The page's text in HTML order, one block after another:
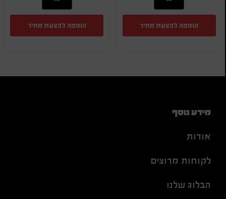
הוספה להצעת מחיר הוספה להצעת מחיר
מידע נוסף
אודות
לקוחות מרוצים
הבלוג שלנו